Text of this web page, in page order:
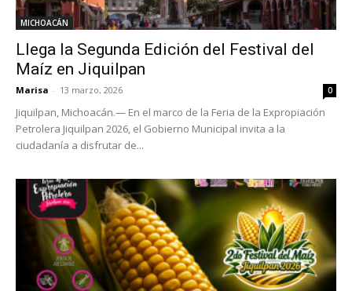
MICHOACÁN
Llega la Segunda Edición del Festival del
Maíz en Jiquilpan
Marisa - 13 marzo, 2026 0
Jiquilpan, Michoacán.— En el marco de la Feria de la Expropiación
Petrolera Jiquilpan 2026, el Gobierno Municipal invita a la
ciudadanía a disfrutar de...